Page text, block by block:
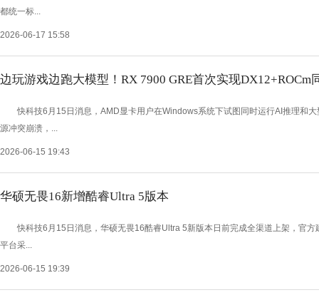
都统一标...
2026-06-17 15:58
边玩游戏边跑大模型！RX 7900 GRE首次实现DX12+ROCm
快科技6月15日消息，AMD显卡用户在Windows系统下试图同时运行AI推理和大
源冲突崩溃，...
2026-06-15 19:43
华硕无畏16新增酷睿Ultra 5版本
快科技6月15日消息，华硕无畏16酷睿Ultra 5新版本日前完成全渠道上架，官
平台采...
2026-06-15 19:39